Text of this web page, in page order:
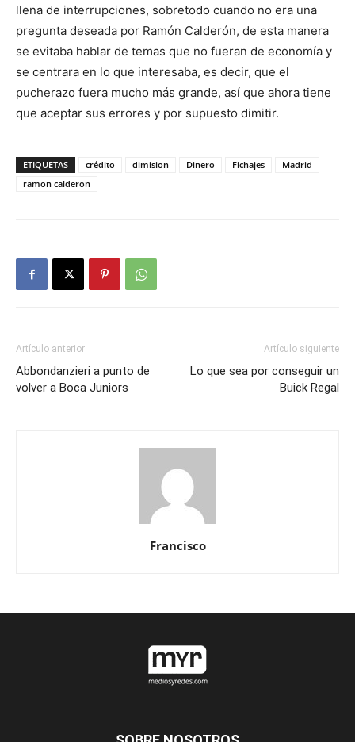
llena de interrupciones, sobretodo cuando no era una
pregunta deseada por Ramón Calderón, de esta manera
se evitaba hablar de temas que no fueran de economía y
se centrara en lo que interesaba, es decir, que el
pucherazo fuera mucho más grande, así que ahora tiene
que aceptar sus errores y por supuesto dimitir.
ETIQUETAS crédito dimision Dinero Fichajes
Madrid
ramon calderon
Artículo anterior
Abbondanzieri a punto de
volver a Boca Juniors
Artículo siguiente
Lo que sea por conseguir un
Buick Regal
Francisco